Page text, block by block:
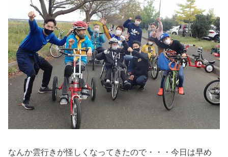
なんか雲行きが怪しくなってきたので・・・今日は早め